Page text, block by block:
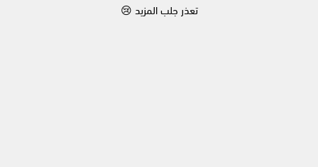
تعذر جلب المزيد 😢